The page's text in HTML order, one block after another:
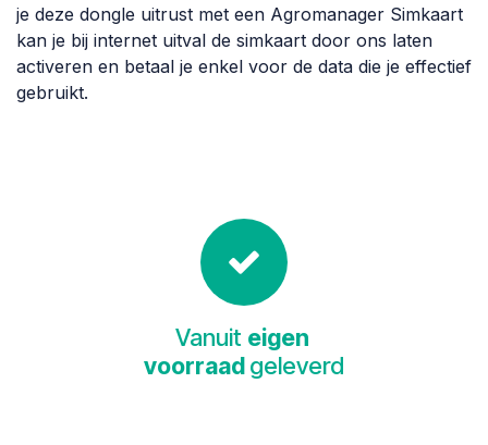
je deze dongle uitrust met een Agromanager Simkaart
kan je bij internet uitval de simkaart door ons laten
activeren en betaal je enkel voor de data die je effectief
gebruikt.
Vanuit eigen
voorraadgeleverd​